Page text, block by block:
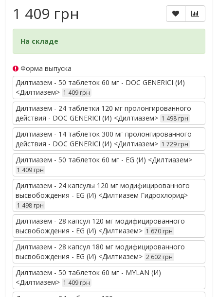
1 409 грн
На складе
Форма выпуска
Дилтиазем - 50 таблеток 60 мг - DOC GENERICI (И)
<Дилтиазем> 1 409 грн
Дилтиазем - 24 таблетки 120 мг пролонгированного
действия - DOC GENERICI (И) <Дилтиазем> 1 498 грн
Дилтиазем - 14 таблеток 300 мг пролонгированного
действия - DOC GENERICI (И) <Дилтиазем> 1 729 грн
Дилтиазем - 50 таблеток 60 мг - EG (И) <Дилтиазем>
1 409 грн
Дилтиазем - 24 капсулы 120 мг модифицированного
высвобождения - EG (И) <Дилтиазем Гидрохлорид>
1 498 грн
Дилтиазем - 28 капсул 120 мг модифицированного
высвобождения - EG (И) <Дилтиазем> 1 670 грн
Дилтиазем - 28 капсул 180 мг модифицированного
высвобождения - EG (И) <Дилтиазем> 2 602 грн
Дилтиазем - 50 таблеток 60 мг - MYLAN (И)
<Дилтиазем> 1 409 грн